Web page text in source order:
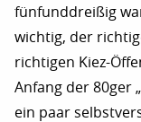
fünfunddreißig
wichtig, der
richtigen Kiez-
Anfang der 80ger
ein paar